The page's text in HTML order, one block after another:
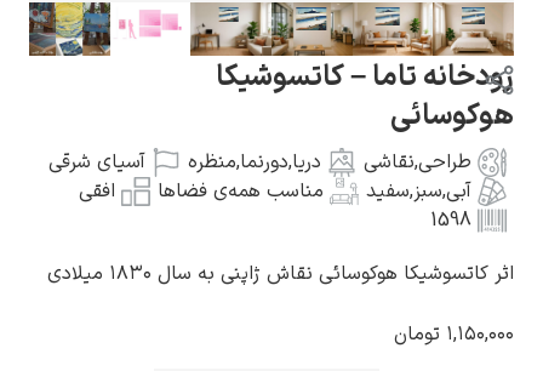
گوستاو کلیمت
– کاتسوشیکا
دریا,دورنما,منظره
آسیای شرقی
سفید
مناسب همه‌ی فضاها افقی
نقاش ژاپنی به سال ۱۸۳۰ میلادی